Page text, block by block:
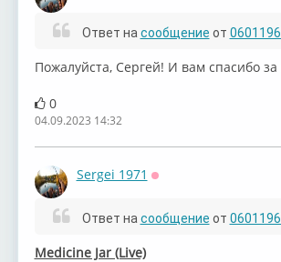
Ответ на сообщение от
Пожалуйста, Сергей! И вам спасибо
0
04.09.2023 14:32
Sergei 1971
Ответ на сообщение от
⁣Medicine Jar (Live)